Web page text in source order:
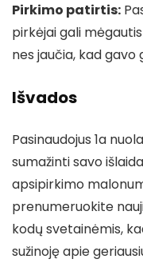
Pirkimo patirtis:
pirkėjai gali
nes jaučia, kad gavo
Išvados
Pasinaudojus 1a
sumažinti savo
apsipirkimo
prenumeruokite
kodų svetainėmis,
sužinoję apie